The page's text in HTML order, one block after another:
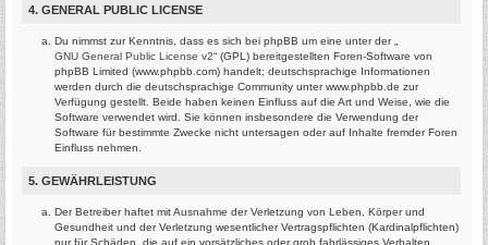
4. GENERAL PUBLIC LICENSE
Du nimmst zur Kenntnis, dass es sich bei phpBB um eine unter der „
GNU General Public License v2“ (GPL) bereitgestellten Foren-Software von
phpBB Limited (www.phpbb.com) handelt; deutschsprachige Informationen
werden durch die deutschsprachige Community unter www.phpbb.de zur
Verfügung gestellt. Beide haben keinen Einfluss auf die Art und Weise, wie die
Software verwendet wird. Sie können insbesondere die Verwendung der
Software für bestimmte Zwecke nicht untersagen oder auf Inhalte fremder Foren
Einfluss nehmen.
5. GEWÄHRLEISTUNG
Der Betreiber haftet mit Ausnahme der Verletzung von Leben, Körper und
Gesundheit und der Verletzung wesentlicher Vertragspflichten (Kardinalpflichten)
nur für Schäden, die auf ein vorsätzliches oder grob fahrlässiges Verhalten